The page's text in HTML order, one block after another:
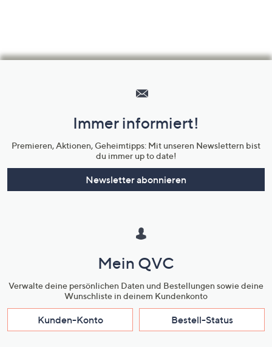
Unternehmensinformationen
Immer informiert!
Premieren, Aktionen, Geheimtipps: Mit unseren Newslettern bist
du immer up to date!
Newsletter abonnieren
Mein QVC
Verwalte deine persönlichen Daten und Bestellungen sowie deine
Wunschliste in deinem Kundenkonto
Kunden-Konto Bestell-Status